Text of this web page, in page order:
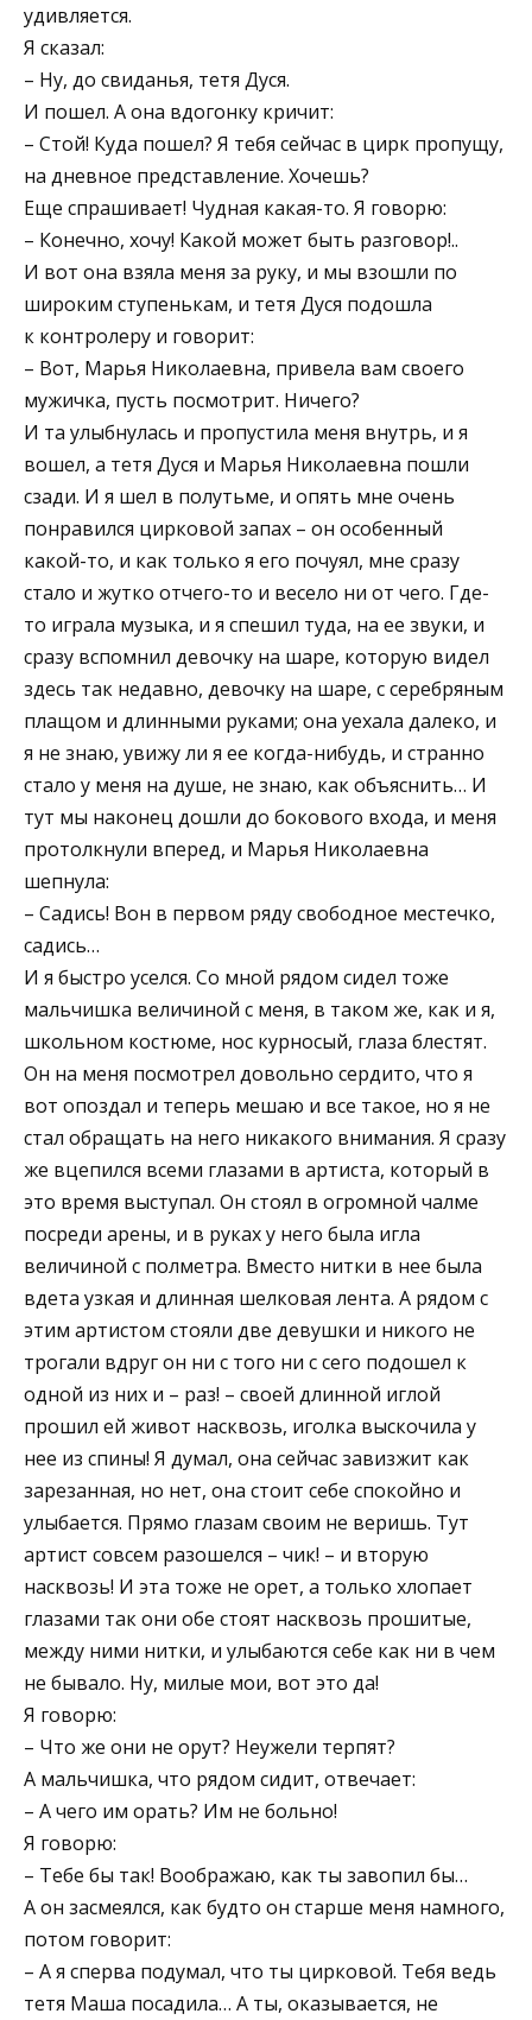
удивляется.
Я сказал:
– Ну, до свиданья, тетя Дуся.
И пошел. А она вдогонку кричит:
– Стой! Куда пошел? Я тебя сейчас в цирк пропущу,
на дневное представление. Хочешь?
Еще спрашивает! Чудная какая-то. Я говорю:
– Конечно, хочу! Какой может быть разговор!..
И вот она взяла меня за руку, и мы взошли по
широким ступенькам, и тетя Дуся подошла
к контролеру и говорит:
– Вот, Марья Николаевна, привела вам своего
мужичка, пусть посмотрит. Ничего?
И та улыбнулась и пропустила меня внутрь, и я
вошел, а тетя Дуся и Марья Николаевна пошли
сзади. И я шел в полутьме, и опять мне очень
понравился цирковой запах – он особенный
какой-то, и как только я его почуял, мне сразу
стало и жутко отчего-то и весело ни от чего. Где-
то играла музыка, и я спешил туда, на ее звуки, и
сразу вспомнил девочку на шаре, которую видел
здесь так недавно, девочку на шаре, с серебряным
плащом и длинными руками; она уехала далеко, и
я не знаю, увижу ли я ее когда-нибудь, и странно
стало у меня на душе, не знаю, как объяснить… И
тут мы наконец дошли до бокового входа, и меня
протолкнули вперед, и Марья Николаевна
шепнула:
– Садись! Вон в первом ряду свободное местечко,
садись…
И я быстро уселся. Со мной рядом сидел тоже
мальчишка величиной с меня, в таком же, как и я,
школьном костюме, нос курносый, глаза блестят.
Он на меня посмотрел довольно сердито, что я
вот опоздал и теперь мешаю и все такое, но я не
стал обращать на него никакого внимания. Я сразу
же вцепился всеми глазами в артиста, который в
это время выступал. Он стоял в огромной чалме
посреди арены, и в руках у него была игла
величиной с полметра. Вместо нитки в нее была
вдета узкая и длинная шелковая лента. А рядом с
этим артистом стояли две девушки и никого не
трогали вдруг он ни с того ни с сего подошел к
одной из них и – раз! – своей длинной иглой
прошил ей живот насквозь, иголка выскочила у
нее из спины! Я думал, она сейчас завизжит как
зарезанная, но нет, она стоит себе спокойно и
улыбается. Прямо глазам своим не веришь. Тут
артист совсем разошелся – чик! – и вторую
насквозь! И эта тоже не орет, а только хлопает
глазами так они обе стоят насквозь прошитые,
между ними нитки, и улыбаются себе как ни в чем
не бывало. Ну, милые мои, вот это да!
Я говорю:
– Что же они не орут? Неужели терпят?
А мальчишка, что рядом сидит, отвечает:
– А чего им орать? Им не больно!
Я говорю:
– Тебе бы так! Воображаю, как ты завопил бы…
А он засмеялся, как будто он старше меня намного,
потом говорит:
– А я сперва подумал, что ты цирковой. Тебя ведь
тетя Маша посадила… А ты, оказывается, не